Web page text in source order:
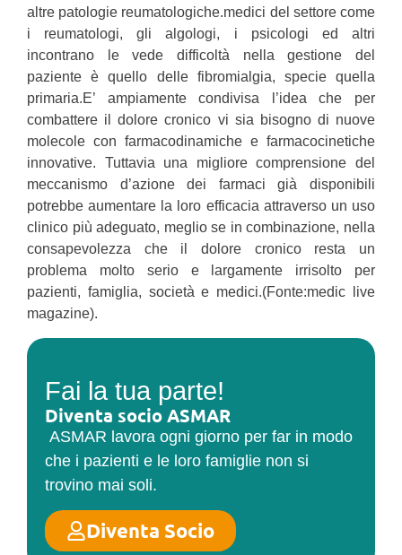
altre patologie reumatologiche.medici del settore come
i reumatologi, gli algologi, i psicologi ed altri
incontrano le vede difficoltà nella gestione del
paziente è quello delle fibromialgia, specie quella
primaria.E’ ampiamente condivisa l’idea che per
combattere il dolore cronico vi sia bisogno di nuove
molecole con farmacodinamiche e farmacocinetiche
innovative. Tuttavia una migliore comprensione del
meccanismo d’azione dei farmaci già disponibili
potrebbe aumentare la loro efficacia attraverso un uso
clinico più adeguato, meglio se in combinazione, nella
consapevolezza che il dolore cronico resta un
problema molto serio e largamente irrisolto per
pazienti, famiglia, società e medici.(Fonte:medic live
magazine).
Fai la tua parte!
Diventa socio ASMAR
ASMAR lavora ogni giorno per far in modo
che i pazienti e le loro famiglie non si
trovino mai soli.
Diventa Socio